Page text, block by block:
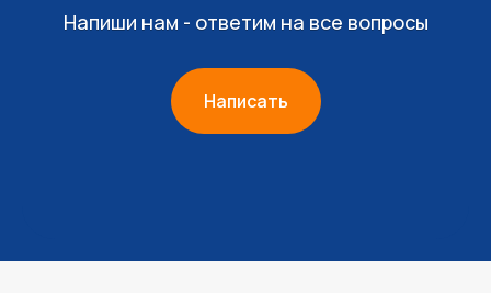
Напиши нам - ответим на все вопросы
Написать